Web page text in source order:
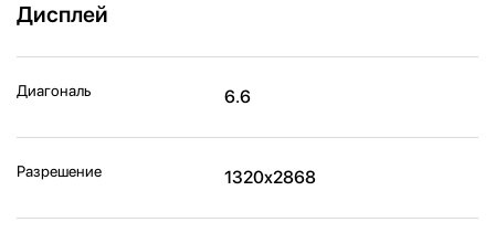
Дисплей
Диагональ 6.6
Разрешение 1320x2868